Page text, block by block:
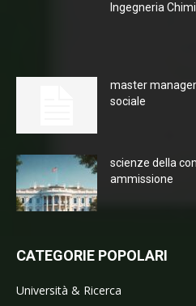
Ingegneria
master
sociale
scienze della
ammissione
CATEGORIE POPOLARI
Università & Ricerca